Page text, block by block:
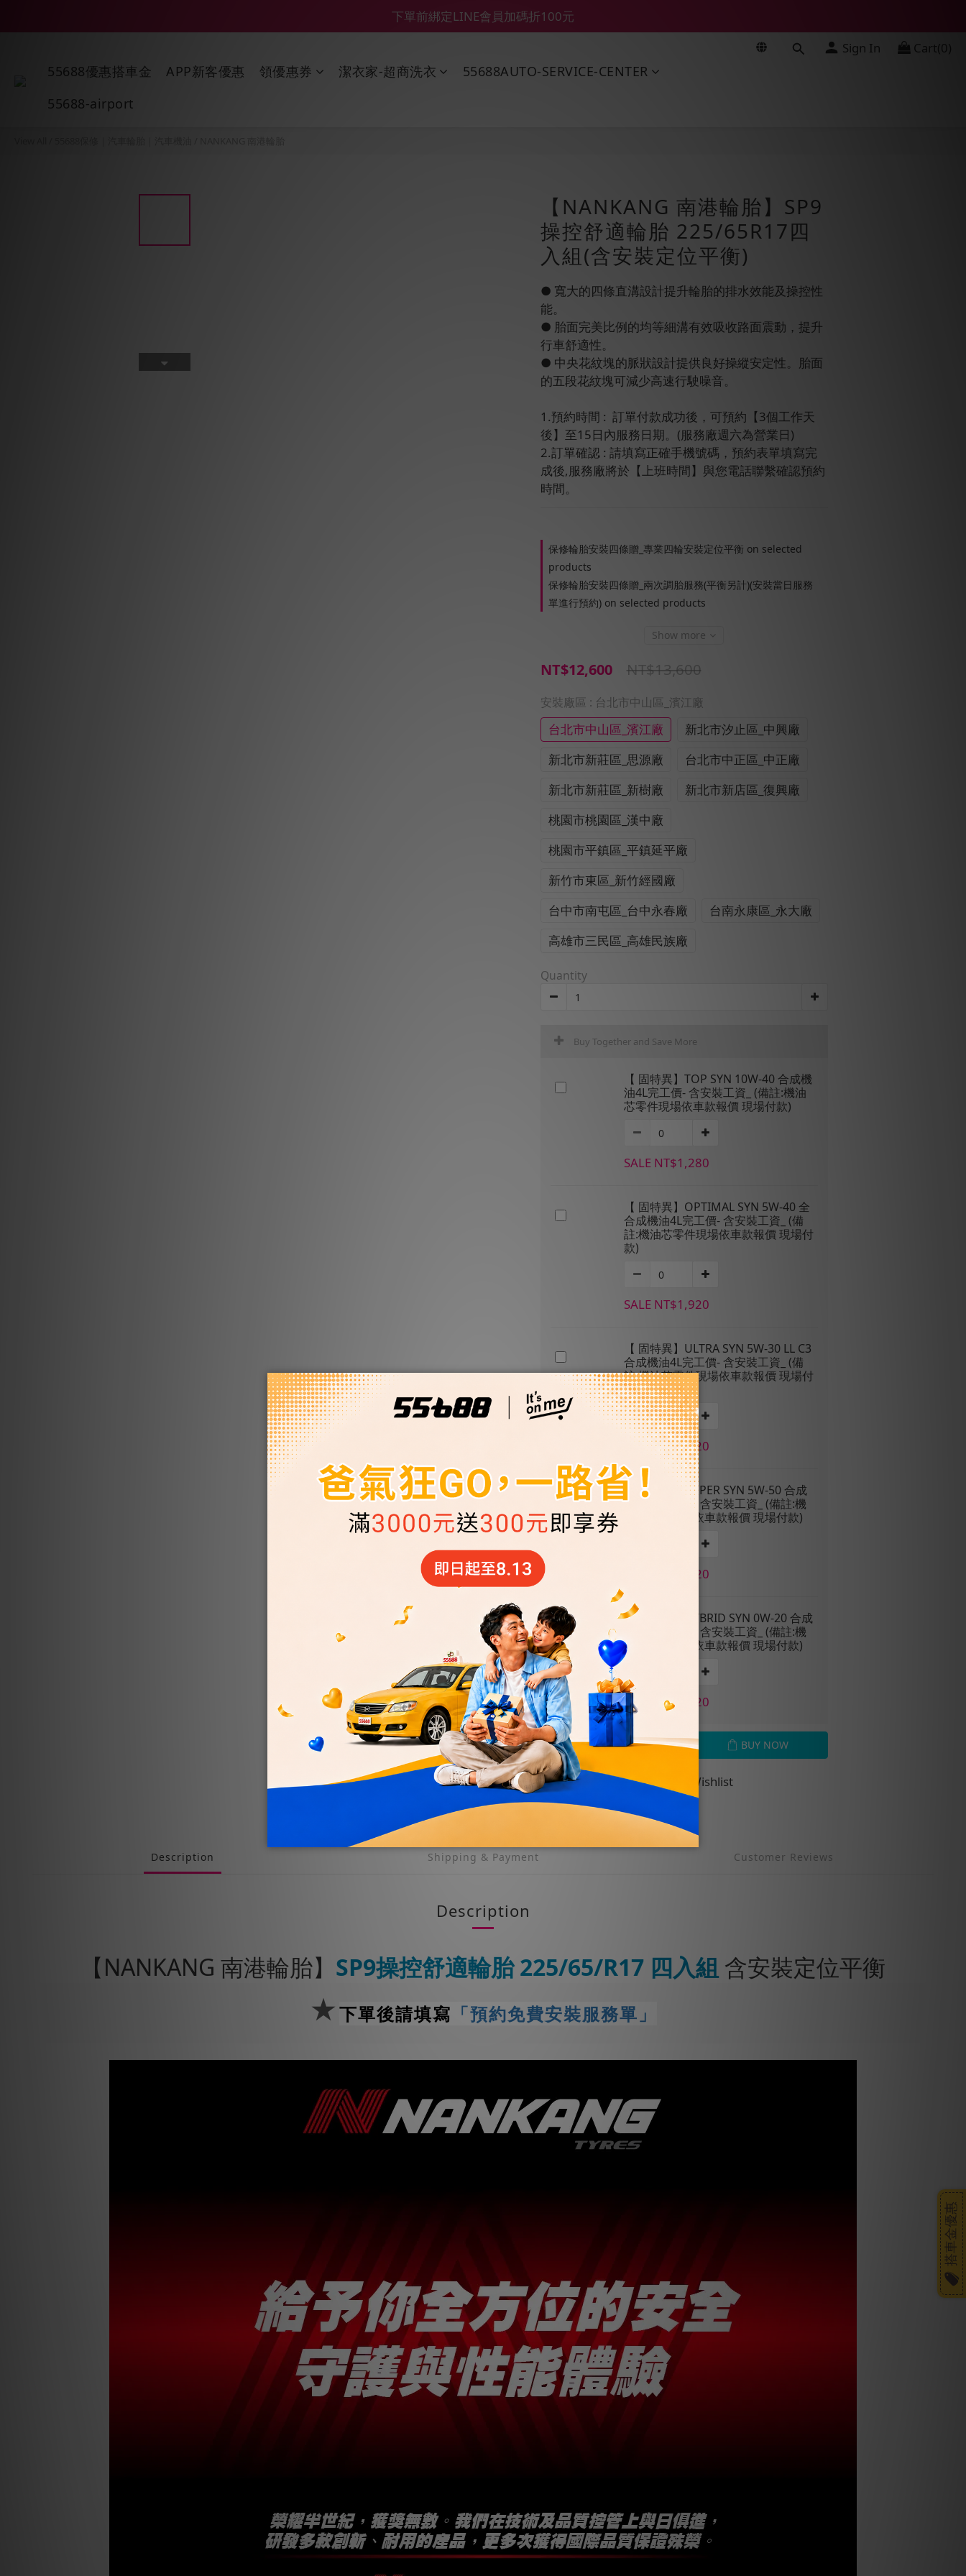
【鑽石熊/金熊新客首購限定】優惠搭車金
【55688商城】6 月年中慶滿額贈品發送延遲公告
Sign In Cart(0)
55688優惠搭車金 APP新客優惠 領優惠券 潔衣家-超商洗衣
55688AUTO-SERVICE-CENTER
55688-airport
【NANKANG 南港輪胎】SP9
操控舒適輪胎 225/65R17四
入組(含安裝定位平衡)
● 寬大的四條直溝設計提升輪胎的排水效能及操控性
能。
● 胎面完美比例的均等細溝有效吸收路面震動，提升
行車舒適性。
● 中央花紋塊的脈狀設計提供良好操縱安定性。胎面
的五段花紋塊可減少高速行駛噪音。
1.預約時間 :  訂單付款成功後，可預約【3個工作天
後】至15日內服務日期。(服務廠週六為營業日)
2.訂單確認 : 請填寫正確手機號碼，預約表單填寫完
成後,服務廠將於【上班時間】與您電話聯繫確認預約
時間。
保修輪胎安裝四條贈_專業四輪安裝定位平衡 on selected
products
保修輪胎安裝四條贈_兩次調胎服務(平衡另計)(安裝當日服務
單進行預約) on selected products
Show more
NT$12,600 NT$13,600
安裝廠區 : 台北市中山區_濱江廠
台北市中山區_濱江廠
新北市汐止區_中興廠
新北市新莊區_思源廠
台北市中正區_中正廠
新北市新莊區_新樹廠
新北市新店區_復興廠
桃園市桃園區_漢中廠
桃園市平鎮區_平鎮延平廠
新竹市東區_新竹經國廠
台中市南屯區_台中永春廠
台南永康區_永大廠
高雄市三民區_高雄民族廠
Quantity
Buy Together and Save More
【 固特異】TOP SYN 10W-40 合成機
油4L完工價- 含安裝工資_ (備註:機油
芯零件現場依車款報價 現場付款)
SALE NT$1,280
【 固特異】OPTIMAL SYN 5W-40 全
合成機油4L完工價- 含安裝工資_ (備
註:機油芯零件現場依車款報價 現場付
款)
SALE NT$1,920
【 固特異】ULTRA SYN 5W-30 LL C3
合成機油4L完工價- 含安裝工資_ (備
註:機油芯零件現場依車款報價 現場付
款)
SALE NT$1,920
【 固特異】SUPER SYN 5W-50 合成
機油4L完工價- 含安裝工資_ (備註:機
油芯零件現場依車款報價 現場付款)
SALE NT$1,920
【 固特異】HYBRID SYN 0W-20 合成
機油4L完工價- 含安裝工資_ (備註:機
油芯零件現場依車款報價 現場付款)
SALE NT$1,920
ADD TO CART BUY NOW
Add to Wishlist
Description Shipping & Payment Customer Reviews
Description
【NANKANG 南港輪胎】 SP9操控舒適輪胎 225/65/R17 四入組 含安裝定位平衡
★下單後請填寫 「預約免費安裝服務單」
搭車金優惠